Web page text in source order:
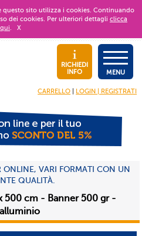
sito utilizza i cookies. Continuando
dei cookies. Per ulteriori dettagli clicca
qui. X
RICHIEDI
INFO
MENU
CARRELLO LOGIN | REGISTRATI
VARI FORMATI CON UN
QUALITÀ.
500 cm - Banner 500 gr -